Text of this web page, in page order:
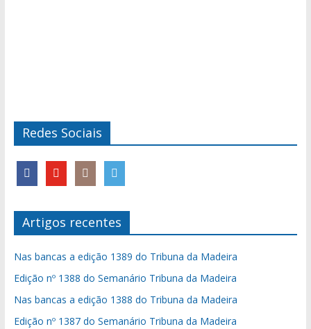
Redes Sociais
Artigos recentes
Nas bancas a edição 1389 do Tribuna da Madeira
Edição nº 1388 do Semanário Tribuna da Madeira
Nas bancas a edição 1388 do Tribuna da Madeira
Edição nº 1387 do Semanário Tribuna da Madeira